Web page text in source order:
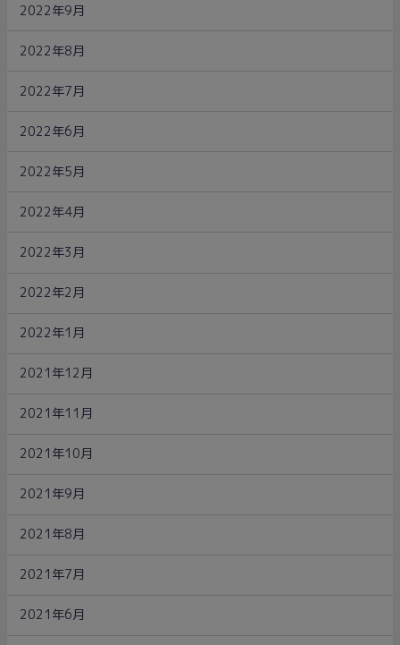
2022年9月
2022年8月
2022年7月
2022年6月
2022年5月
2022年4月
2022年3月
2022年2月
2022年1月
2021年12月
2021年11月
2021年10月
2021年9月
2021年8月
2021年7月
2021年6月